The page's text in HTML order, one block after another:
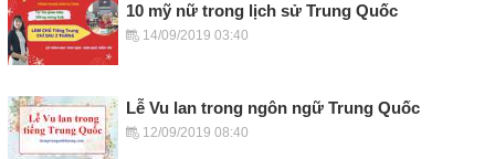
10 mỹ nữ trong lịch sử Trung Quốc
14/09/2019 03:40
Lễ Vu lan trong ngôn ngữ Trung Quốc
12/09/2019 08:40